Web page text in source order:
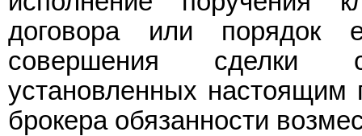
договора или порядок
совершения сделки
установленных настоящим
брокера обязанности